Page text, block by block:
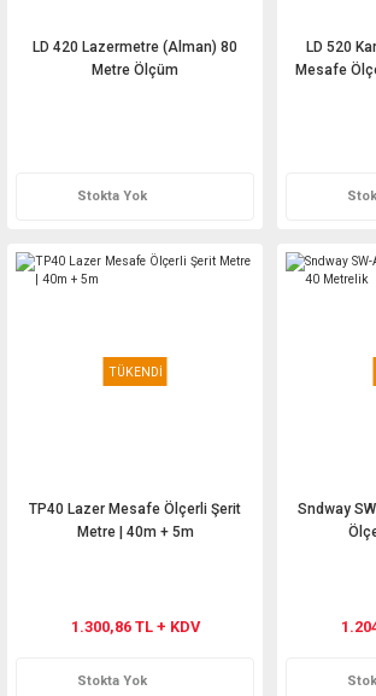
LD 420 Lazermetre (Alman) 80
Metre Ölçüm
Stokta Yok
LD 520
Mesafe
TÜKENDİ
TP40 Lazer Mesafe Ölçerli Şerit
Metre | 40m + 5m
1.300,86 TL + KDV
Stokta Yok
Sndway